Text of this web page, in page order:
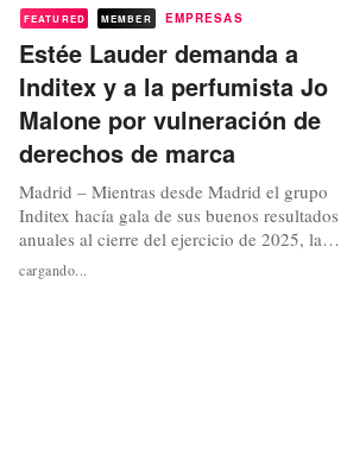
FEATURED MEMBER EMPRESAS
Estée Lauder demanda a
Inditex y a la perfumista Jo
Malone por vulneración de
derechos de marca
Madrid – Mientras desde Madrid el grupo
Inditex hacía gala de sus buenos resultados
anuales al cierre del ejercicio de 2025, la
multinacional de la belleza The Estée Lauder
Companies salía a enturbiar cualquier
cargando...